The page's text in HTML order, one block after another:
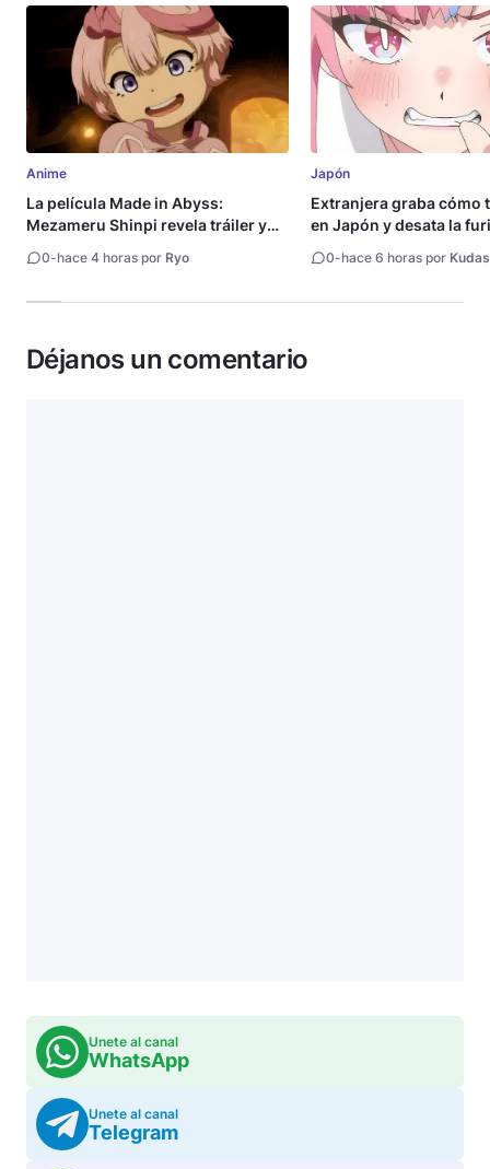
Anime
La película Made in Abyss:
Mezameru Shinpi revela tráiler y
0-hace 4 horas por Ryo
Japón
Extranjera graba cómo
en Japón y desata la
0-hace 6 horas por
Déjanos un comentario
Unete al canal
WhatsApp
Unete al canal
Telegram